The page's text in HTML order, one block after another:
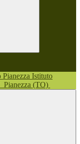
Istituto
Pianezza (TO)